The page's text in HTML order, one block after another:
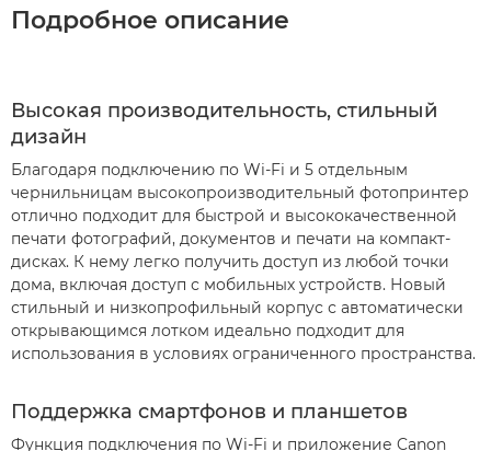
Подробное описание
Высокая производительность, стильный
дизайн
Благодаря подключению по Wi-Fi и 5 отдельным
чернильницам высокопроизводительный фотопринтер
отлично подходит для быстрой и высококачественной
печати фотографий, документов и печати на компакт-
дисках. К нему легко получить доступ из любой точки
дома, включая доступ с мобильных устройств. Новый
стильный и низкопрофильный корпус с автоматически
открывающимся лотком идеально подходит для
использования в условиях ограниченного пространства.
Поддержка смартфонов и планшетов
Функция подключения по Wi-Fi и приложение Canon